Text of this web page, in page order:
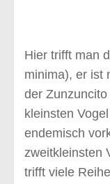
Hier trifft man
minima), er ist
der
kleinsten
endemisch
zweitkleinsten
trifft viele